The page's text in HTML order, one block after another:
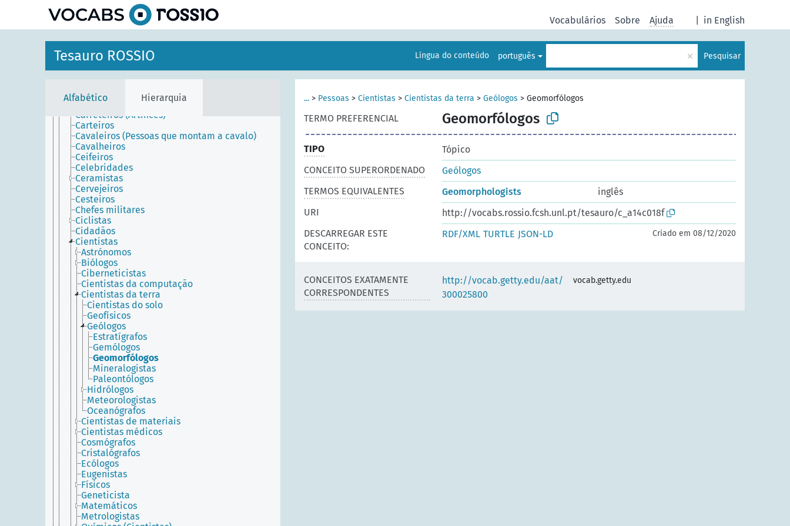
in English
Vocabulários Sobre Ajuda
Tesauro ROSSIO Língua do conteúdo português × Pesquisar
Alfabético Hierarquia
Cabeleireiros (Fabricantes de cabeleiras)
Cabeleireiros (Pessoas)
Caçadores
Caixistas (Tipógrafos)
Calígrafos
Candeeireiros
Capitalistas
Carregadores
Carregadores (Transportadores de bagagem)
Carreteiros (Artífices)
Carteiros
Cavaleiros (Pessoas que montam a cavalo)
Cavalheiros
Ceifeiros
Celebridades
Ceramistas
Cervejeiros
Cesteiros
Chefes militares
Ciclistas
Cidadãos
Cientistas
Astrónomos
Biólogos
Ciberneticistas
Cientistas da computação
Cientistas da terra
Cientistas do solo
Geofísicos
Geólogos
Estratígrafos
Gemólogos
Geomorfólogos
Mineralogistas
Paleontólogos
Hidrólogos
Meteorologistas
Oceanógrafos
Cientistas de materiais
Cientistas médicos
Cosmógrafos
Cristalógrafos
Ecólogos
Eugenistas
Físicos
Geneticista
Matemáticos
Metrologistas
... > Pessoas > Cientistas > Cientistas da terra > Geólogos > Geomorfólogos
TERMO PREFERENCIAL Geomorfólogos
TIPO
Tópico
CONCEITO SUPERORDENADO
Geólogos
TERMOS EQUIVALENTES
Geomorphologists
inglês
URI
http://vocabs.rossio.fcsh.unl.pt/tesauro/c_a14c018f
DESCARREGAR ESTE
CONCEITO:
RDF/XML TURTLE JSON-LD Criado em 08/12/2020
CONCEITOS EXATAMENTE
CORRESPONDENTES
http://vocab.getty.edu/aat/
300025800
vocab.getty.edu